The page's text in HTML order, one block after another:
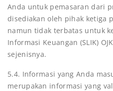
Anda untuk pemasaran dari
disediakan oleh pihak ketiga
namun tidak terbatas untuk
Informasi Keuangan (SLIK)
sejenisnya.
5.4. Informasi yang Anda
merupakan informasi yang